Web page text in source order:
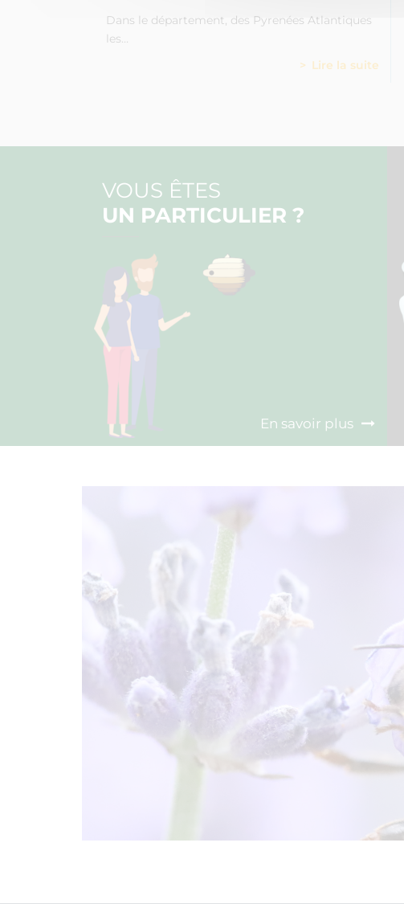
Dans le département, des Pyrenées Atlantiques
les…
Lire la suite
VOUS ÊTES
UN PARTICULIER ?
En savoir plus